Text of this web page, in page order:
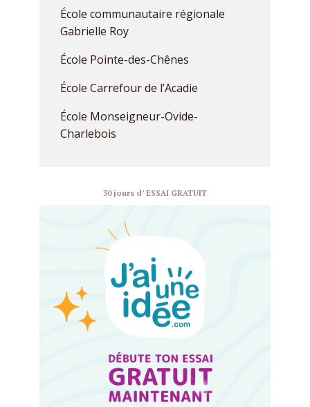
École communautaire régionale
Gabrielle Roy
École Pointe-des-Chênes
École Carrefour de l’Acadie
École Monseigneur-Ovide-
Charlebois
30 jours d’ ESSAI GRATUIT